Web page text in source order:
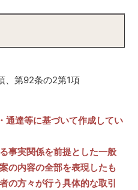
、第92条の2第1項
達等に基づいて作成してい
事実関係を前提とした一般
の内容の全部を表現したも
の方々が行う具体的な取引